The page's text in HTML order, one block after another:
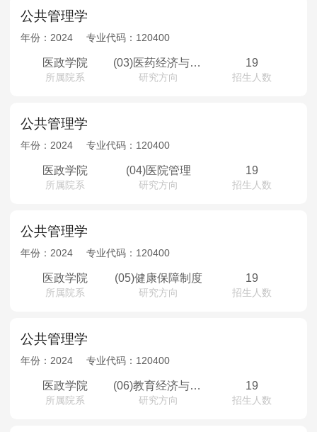
公共管理学
年份： 2024 专业代码： 120400
医政学院
所属院系
(03)医药经济与管理
研究方向
19
招生人数
公共管理学
年份： 2024 专业代码： 120400
医政学院
所属院系
(04)医院管理
研究方向
19
招生人数
公共管理学
年份： 2024 专业代码： 120400
医政学院
所属院系
(05)健康保障制度
研究方向
19
招生人数
公共管理学
年份： 2024 专业代码： 120400
医政学院
所属院系
(06)教育经济与管理
研究方向
19
招生人数